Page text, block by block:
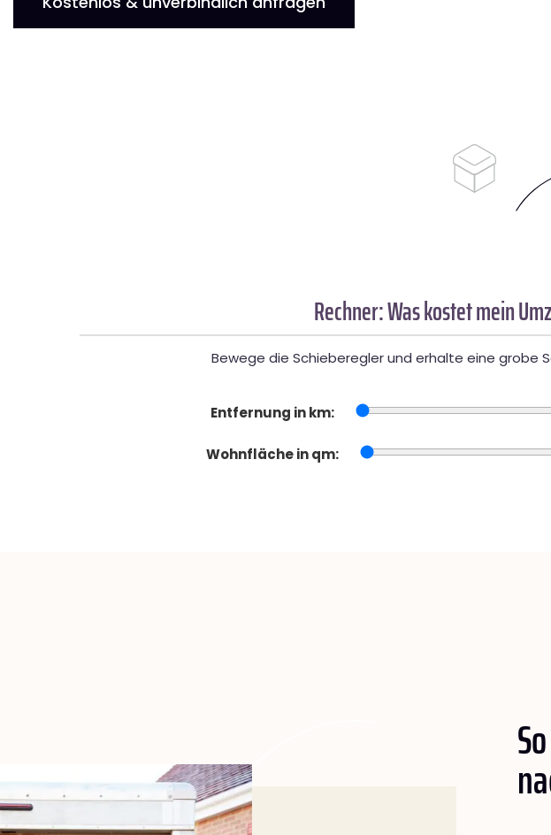
Rechner: Was kostet mein
Bewege die Schieberegler und erhalte eine grobe
Entfernung in km:
Wohnfläche in qm: